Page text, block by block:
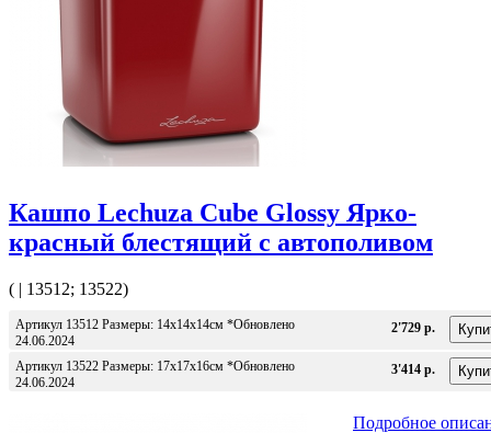
Кашпо Lechuza Cube Glossy Ярко-
красный блестящий с автополивом
( | 13512; 13522)
Артикул 13512 Размеры: 14x14x14см *Обновлено
24.06.2024
2'729 р.
Артикул 13522 Размеры: 17x17x16см *Обновлено
24.06.2024
3'414 р.
Подробное